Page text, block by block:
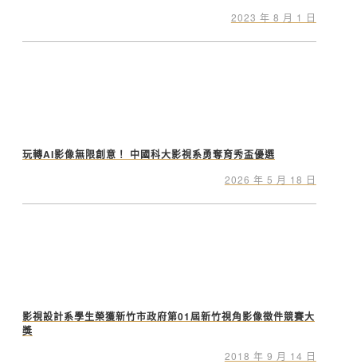
2023 年 8 月 1 日
玩轉AI影像無限創意！ 中國科大影視系勇奪育秀盃優選
2026 年 5 月 18 日
影視設計系學生榮獲新竹市政府第01屆新竹視角影像徵件競賽大
獎
2018 年 9 月 14 日